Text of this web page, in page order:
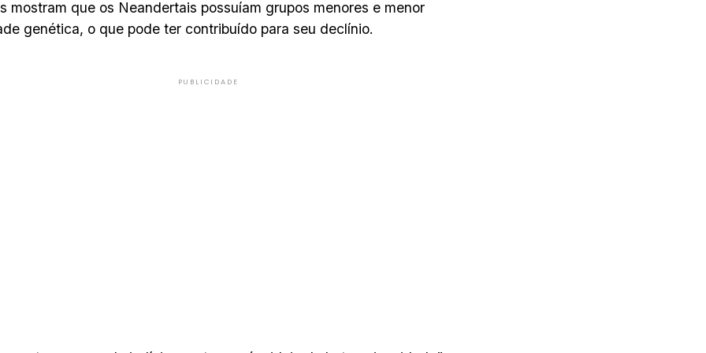
mostram que os Neandertais possuíam grupos menores e menor
genética, o que pode ter contribuído para seu declínio.
PUBLICIDADE